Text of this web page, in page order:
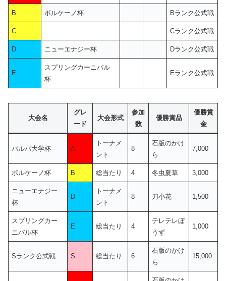
B ボルケーノ杯 Bランク公式戦
C Cランク公式戦
D ニューエナジー杯 Dランク公式戦
E
スプリングカーニバル
杯
Eランク公式戦
大会名
グレ
ード
大会形式
参加
数
優勝賞品
優勝賞
金
バルバ大学杯 A
トーナメ
ント
8
石版のかけ
ら
7,000
ボルケーノ杯 B 総当たり 4 冬虫夏草 3,000
ニューエナジー
杯
D
トーナメ
ント
8 刀小花 1,500
スプリングカー
ニバル杯
E 総当たり 4
テレテレぼ
うず
1,000
Sランク公式戦 S 総当たり 6
石版のかけ
ら
15,000